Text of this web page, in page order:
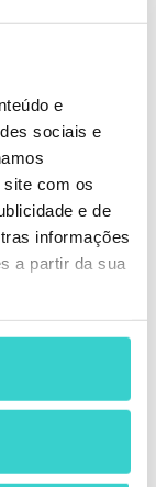
e
sociais e
com os
e de
informações
a partir da sua
de
de
usado para
risco 1 e 2.
eliminação
que lida
de que